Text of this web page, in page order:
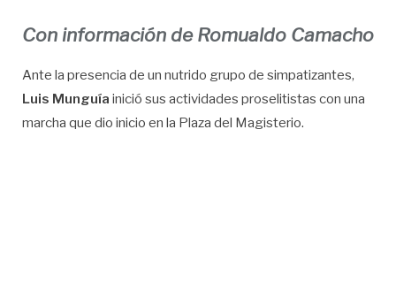
Con información de Romualdo Camacho
Ante la presencia de un nutrido grupo de simpatizantes,
Luis Munguía inició sus actividades proselitistas con una
marcha que dio inicio en la Plaza del Magisterio.